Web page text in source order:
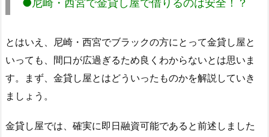
とはいえ、尼崎・西宮でブラックの方にとって金貸し屋と
いっても、間口が広過ぎるため良くわからないとは思いま
す。まず、金貸し屋とはどういったものかを解説していき
ましょう。
金貸し屋では、確実に即日融資可能であると前述しました